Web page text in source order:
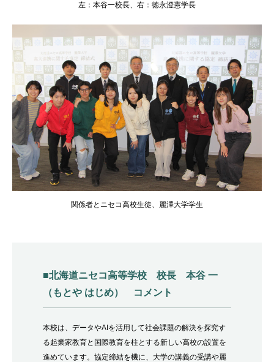
左：本谷一校長、右：徳永澄憲学長
関係者とニセコ高校生徒、麗澤大学学生
■北海道ニセコ高等学校 校長 本谷 一
（もとや はじめ） コメント
本校は、データやAI を活用して社会課題の解決を探究す
る起業家教育と国際教育を柱とする新しい高校の設置を
進めています。協定締結を機に、大学の講義の受講や麗